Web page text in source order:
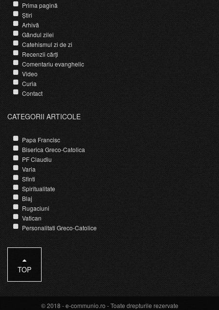
Prima pagină
Știri
Arhivă
Gândul zilei
Catehismul zi de zi
Recenzii cărți
Comentariu evanghelic
Video
Curia
Contact
CATEGORII ARTICOLE
Papa Francisc
Biserica Greco-Catolica
PF Claudiu
Varia
Sfinti
Spiritualitate
Blaj
Rugaciuni
Vatican
Personalitati Greco-Catolice
TOP
© 2018 -e-communio.ro - Toate drepturile rezervate